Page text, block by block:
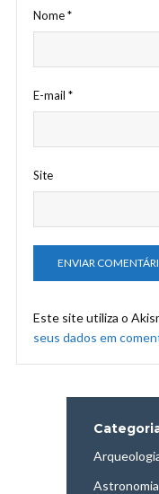
Nome*
E-mail *
Site
Este site utiliza o
seus dados em
Astronomia